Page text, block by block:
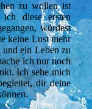
zu wollen ist
diese ersten
würdest
keine Lust mehr
und ein Leben zu
ich nur noch
Ich sehe mich
dir deine